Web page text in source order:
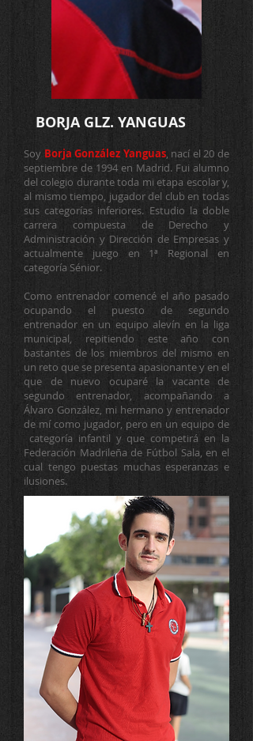
BORJA GLZ. YANGUAS
Soy Borja González Yanguas, nací el 20 de
septiembre de 1994 en Madrid. Fui alumno
del colegio durante toda mi etapa escolar y,
al mismo tiempo, jugador del club en todas
sus categorías inferiores. Estudio la doble
carrera compuesta de Derecho y
Administración y Dirección de Empresas y
actualmente juego en 1ª Regional en
categoría Sénior.
Como entrenador comencé el año pasado
ocupando el puesto de segundo
entrenador en un equipo alevín en la liga
municipal, repitiendo este año con
bastantes de los miembros del mismo en
un reto que se presenta apasionante y en el
que de nuevo ocuparé la vacante de
segundo entrenador, acompañando a
Álvaro González, mi hermano y entrenador
de mí como jugador, pero en un equipo de
categoría infantil y que competirá en la
Federación Madrileña de Fútbol Sala, en el
cual tengo puestas muchas esperanzas e
ilusiones.